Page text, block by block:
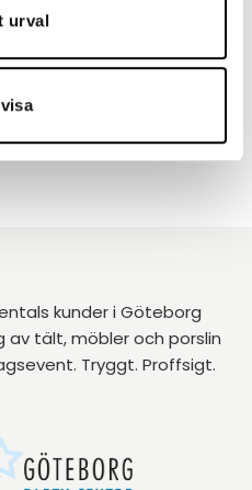
urval
kunder i Göteborg
tält, möbler och porslin
Tryggt. Proffsigt.